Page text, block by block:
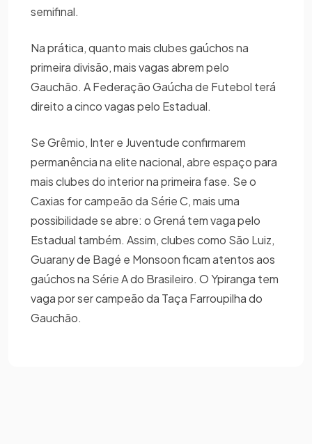
semifinal.
Na prática, quanto mais clubes gaúchos na
primeira divisão, mais vagas abrem pelo
Gauchão. A Federação Gaúcha de Futebol terá
direito a cinco vagas pelo Estadual.
Se Grêmio, Inter e Juventude confirmarem
permanência na elite nacional, abre espaço para
mais clubes do interior na primeira fase. Se o
Caxias for campeão da Série C, mais uma
possibilidade se abre: o Grená tem vaga pelo
Estadual também. Assim, clubes como São Luiz,
Guarany de Bagé e Monsoon ficam atentos aos
gaúchos na Série A do Brasileiro. O Ypiranga tem
vaga por ser campeão da Taça Farroupilha do
Gauchão.